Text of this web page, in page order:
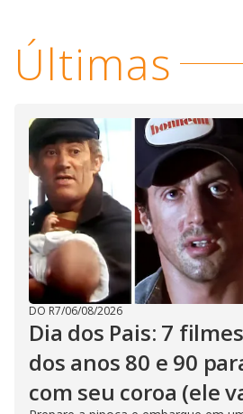
Últimas
DO R7/06/08/2026
Dia dos Pais: 7
dos anos 80 e 90
com seu coroa (ele